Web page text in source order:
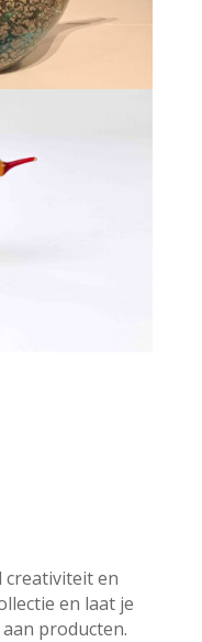
creativiteit en
en laat je
producten.